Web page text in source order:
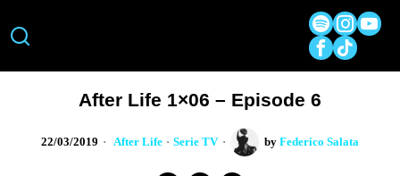
After Life 1×06 – Episode 6
22/03/2019 After Life · Serie TV by Federico Salata